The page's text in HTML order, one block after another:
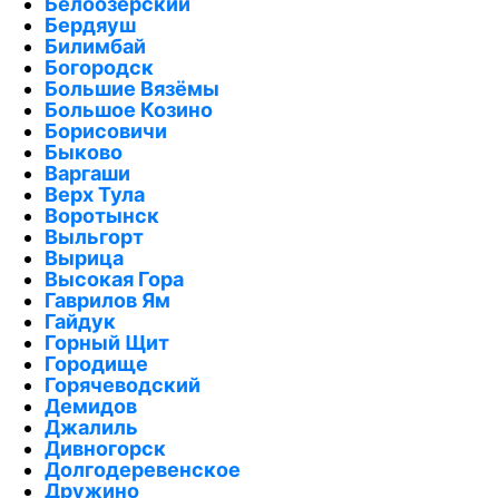
Бердяуш
Билимбай
Богородск
Большие Вязёмы
Большое Козино
Борисовичи
Быково
Варгаши
Верх Тула
Воротынск
Выльгорт
Вырица
Высокая Гора
Гаврилов Ям
Гайдук
Горный Щит
Городище
Горячеводский
Демидов
Джалиль
Дивногорск
Долгодеревенское
Дружино